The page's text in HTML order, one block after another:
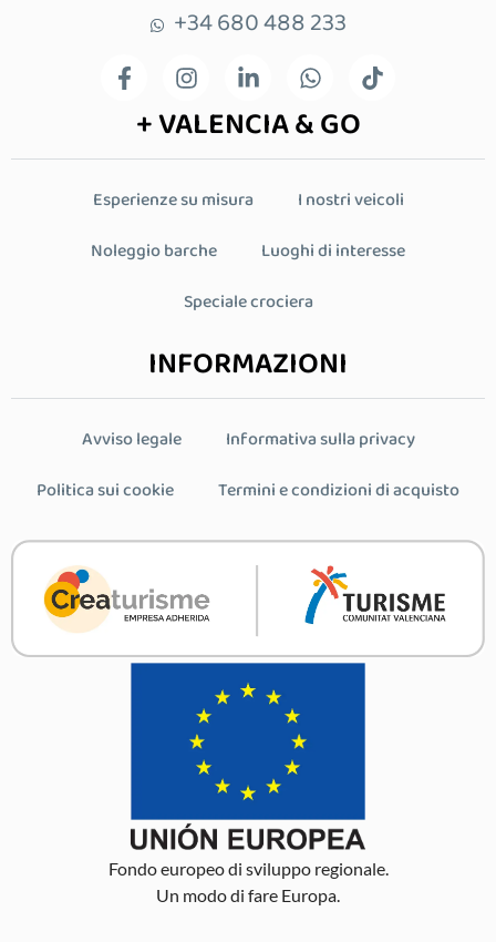
+34 680 488 233
+ VALENCIA & GO
Esperienze su misura
I nostri veicoli
Noleggio barche
Luoghi di interesse
Speciale crociera
INFORMAZIONI
Avviso legale
Informativa sulla privacy
Politica sui cookie
Termini e condizioni di acquisto
Fondo europeo di sviluppo regionale.
Un modo di fare Europa.